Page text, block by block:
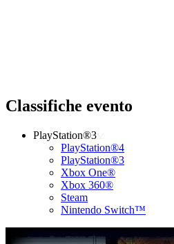
Classifiche evento
PlayStation®3
PlayStation®4
PlayStation®3
Xbox One®
Xbox 360®
Steam
Nintendo Switch™